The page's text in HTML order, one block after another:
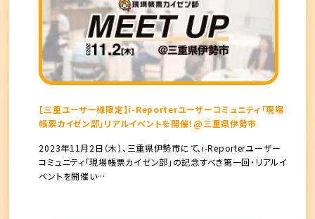
【三重ユーザー様限定】i-Reporterユーザーコミュニティ「現場
帳票カイゼン部」リアルイベントを開催！@三重県伊勢市
2023年11月2日（木）、三重県伊勢市にて、i-Reporterユーザー
コミュニティ「現場帳票カイゼン部」の記念すべき第一回・リアルイ
ベントを開催い…